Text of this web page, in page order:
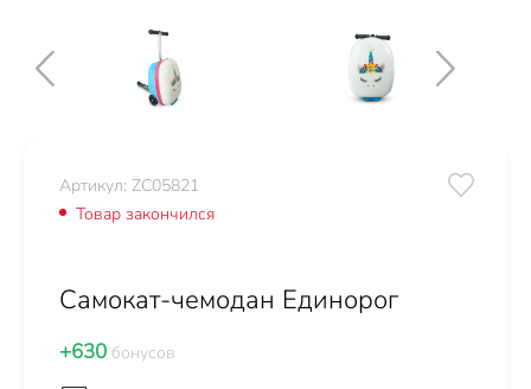
Артикул: ZC05821
Товар закончился
Самокат-чемодан Единорог
+630 бонусов